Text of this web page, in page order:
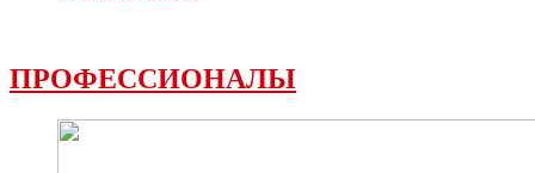
ПРОФЕССИОНАЛЫ